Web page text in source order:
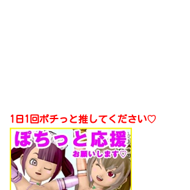
1日1回ポチっと推してください♡